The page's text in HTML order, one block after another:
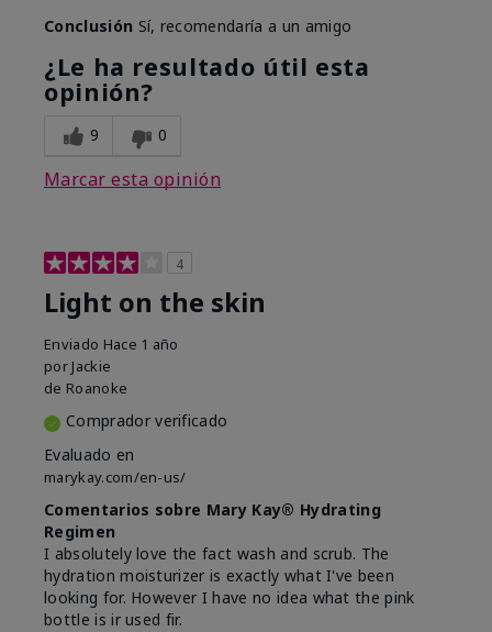
Conclusión Sí, recomendaría a un amigo
¿Le ha resultado útil esta
opinión?
9 0
Marcar esta opinión
4
Light on the skin
Enviado Hace 1 año
por Jackie
de Roanoke
Comprador verificado
Evaluado en
marykay.com/en-us/
Comentarios sobre Mary Kay® Hydrating
Regimen
I absolutely love the fact wash and scrub. The
hydration moisturizer is exactly what I've been
looking for. However I have no idea what the pink
bottle is ir used fir.